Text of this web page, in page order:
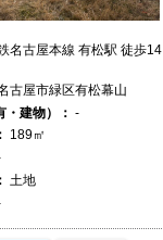
名古屋本線 有松駅 徒歩14
古屋市緑区有松幕山
・建物）： -
189㎡
土地